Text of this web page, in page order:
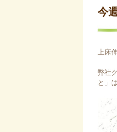
今
上床
弊社
と」